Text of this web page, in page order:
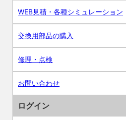
WEB見積・各種シミュレーション
交換用部品の購入
修理・点検
お問い合わせ
ログイン